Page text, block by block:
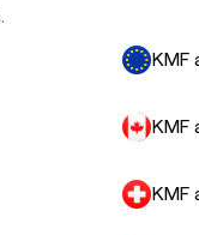
KMF
KMF
KMF